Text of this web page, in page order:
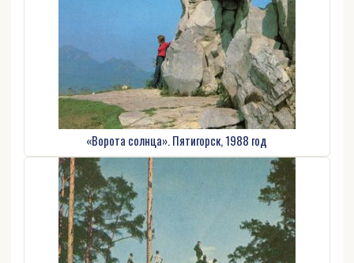
«Ворота солнца». Пятигорск, 1988 год